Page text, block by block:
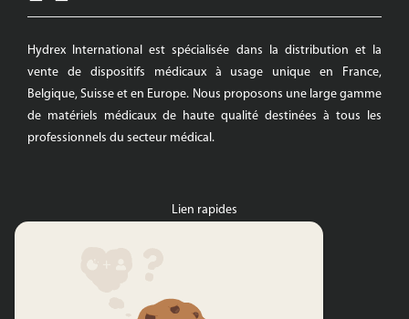
Hydrex International est spécialisée dans la distribution et la
vente de dispositifs médicaux à usage unique en France,
Belgique, Suisse et en Europe. Nous proposons une large gamme
de matériels médicaux de haute qualité destinées à tous les
professionnels du secteur médical.
Lien rapides
Drapage opératoire